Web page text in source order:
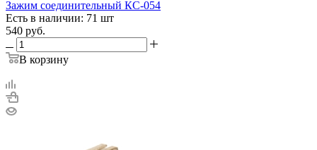
Зажим соединительный КС-054
Есть в наличии: 71 шт
540 руб.
В корзину